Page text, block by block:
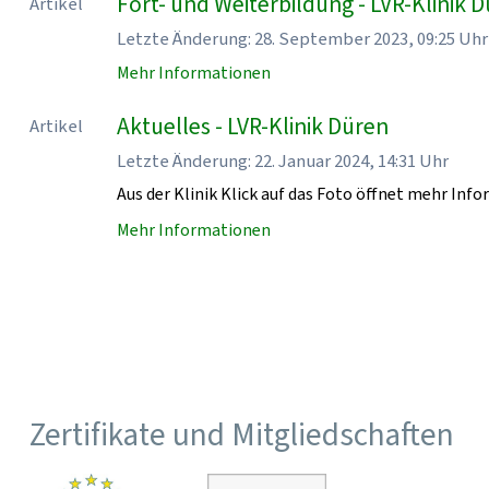
Letzte Änderung: 28. September 2023, 09:25 Uhr
Mehr Informationen
Artikel Aktuelles - LVR-Klinik Düren
Letzte Änderung: 22. Januar 2024, 14:31 Uhr
Aus der Klinik Klick auf das Foto öffnet mehr
Mehr Informationen
Zertifikate und Mitgliedschaften